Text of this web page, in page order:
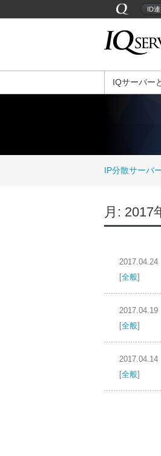
ID
IQサーバー
IP分散サーバ
月: 2017
2017.04.24
[全般]
2017.04.19
[全般]
2017.04.14
[全般]